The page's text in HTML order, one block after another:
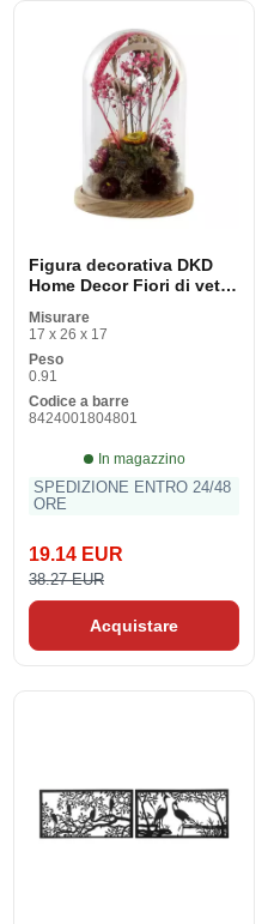
Figura decorativa DKD
Home Decor Fiori di vetro
26 cm)
Misurare
17 x 26 x 17
Peso
0.91
Codice a barre
8424001804801
In magazzino
SPEDIZIONE ENTRO 24/48
ORE
19.14 EUR
38.27 EUR
Acquistare